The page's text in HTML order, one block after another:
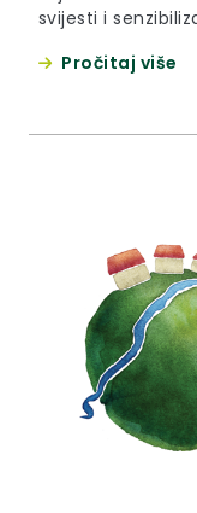
svijesti i
Pročitaj više